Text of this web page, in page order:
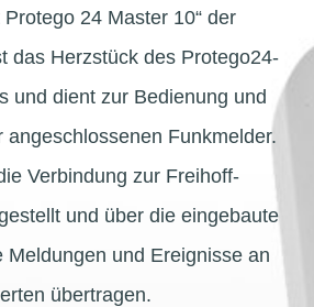
24 Master 10“ der
das Herzstück des Protego24-
und dient zur Bedienung und
angeschlossenen Funkmelder.
Verbindung zur Freihoff-
und über die eingebaute
Meldungen und Ereignisse an
übertragen.